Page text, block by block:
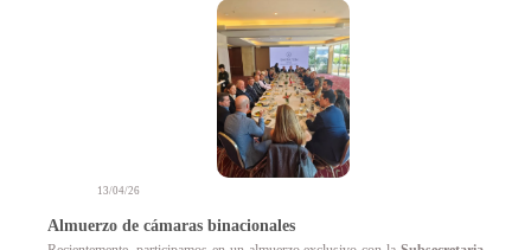
13/04/26
Almuerzo de cámaras binacionales